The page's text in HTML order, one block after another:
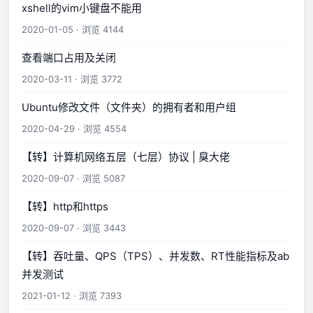
xshell的vim小键盘不能用
2020-01-05 · 浏览 4144
查看端口占用及关闭
2020-03-11 · 浏览 3772
Ubuntu修改文件（文件夹）的拥有者和用户组
2020-04-29 · 浏览 4554
【转】计算机网络五层（七层）协议 | 臭大佬
2020-09-07 · 浏览 5087
【转】http和https
2020-09-07 · 浏览 3443
【转】吞吐量、QPS（TPS）、并发数、RT性能指标及ab
并发测试
2021-01-12 · 浏览 7393